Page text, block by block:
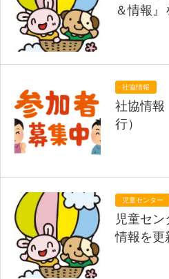
＆情報』
社協情報
社協情
行）
児童センター
児童セ
情報を更